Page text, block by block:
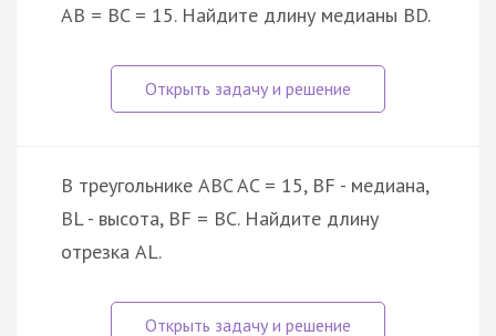
AB = BC = 15. Найдите длину медианы BD.
В треугольнике ABC AC = 15, BF - медиана,
BL - высота, BF = BC. Найдите длину
отрезка AL.